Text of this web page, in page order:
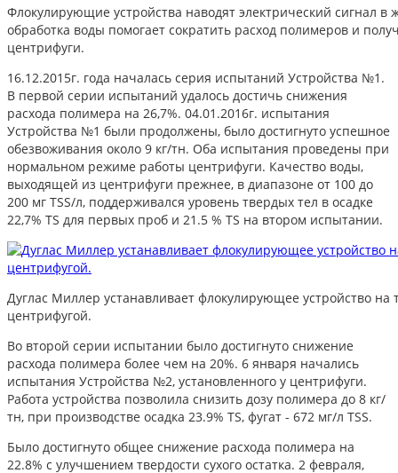
Флокулирующие устройства наводят электрический сигнал в
обработка воды помогает сократить расход полимеров и
центрифуги.
16.12.2015г. года началась серия испытаний Устройства №1.
В первой серии испытаний удалось достичь снижения
расхода полимера на 26,7%. 04.01.2016г. испытания
Устройства №1 были продолжены, было достигнуто успешное
обезвоживания около 9 кг/тн. Оба испытания проведены при
нормальном режиме работы центрифуги. Качество воды,
выходящей из центрифуги прежнее, в диапазоне от 100 до
200 мг TSS/л, поддерживался уровень твердых тел в осадке
22,7% TS для первых проб и 21.5 % TS на втором испытании.
Дуглас Миллер устанавливает флокулирующее устройство на
центрифугой.
Во второй серии испытании было достигнуто снижение
расхода полимера более чем на 20%. 6 января начались
испытания Устройства №2, установленного у центрифуги.
Работа устройства позволила снизить дозу полимера до 8 кг/
тн, при производстве осадка 23.9% TS, фугат - 672 мг/л TSS.
Было достигнуто общее снижение расхода полимера на
22.8% с улучшением твердости сухого остатка. 2 февраля,